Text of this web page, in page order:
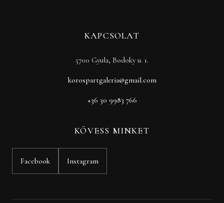
KAPCSOLAT
5700 Gyula, Bodoky u. 1.
korospartgaleria@gmail.com
+36 30 9983 766
KÖVESS MINKET
Facebook Instagram